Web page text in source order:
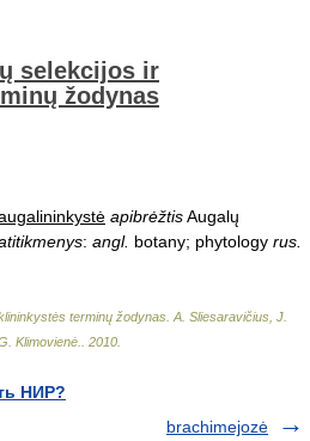
selekcijos ir
žodynas
apibrėžtisAugalų
: angl. botany; phytology rus.
terminų žodynas A. Sliesaravičius, J.
Klimovienė.
2010
НИР?
brachimejozė